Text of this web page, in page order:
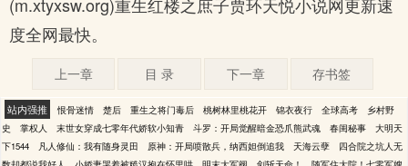
度全网最快。
上一章 目 录 下一章 存书签
站内强推 恨骨迷情 楚后 重生之将门毒后 桃树林里桃花开 锦衣夜行 全球高考
乡村野
史
掌权人 末世女穿成七零年代娇软小知青 斗罗：开局觉醒暗金恐爪熊武魂 春闺秘事
大明天
下1544
凡人修仙：我有随身灵田 原神：开局喷散兵，纳西妲倒追我 天海云孽
四合院之坑人无